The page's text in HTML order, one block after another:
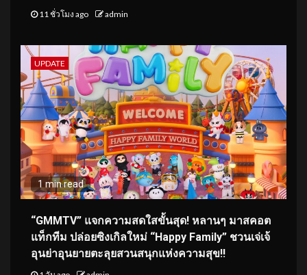
11 ชั่วโมง ago admin
UPDATE
1 min read
“GMMTV” แจกความสดใสขั้นสุด! หลานๆ มาสคอต
แท็กทีม ปล่อยซิงเกิลใหม่ “Happy Family” ชวนเจ่เจ้
อุนย่าอุนยายตะลุยสวนสนุกแห่งความสุข!!